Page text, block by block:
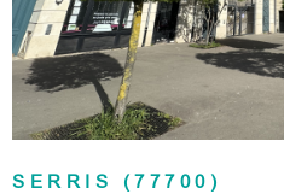
SERRIS (77700)